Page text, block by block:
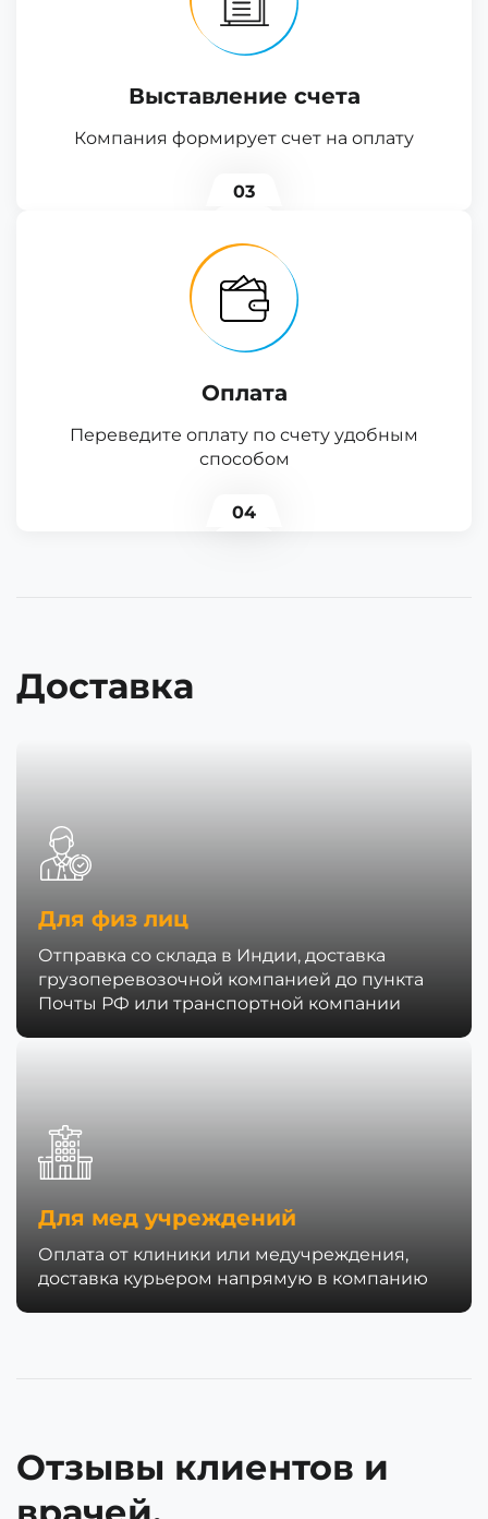
Выставление счета
Компания формирует счет на оплату
03
Оплата
Переведите оплату по счету удобным
способом
04
Доставка
Для физ лиц
Отправка со склада в Индии, доставка
грузоперевозочной компанией до пункта
Почты РФ или транспортной компании
Для мед учреждений
Оплата от клиники или медучреждения,
доставка курьером напрямую в компанию
Отзывы клиентов и